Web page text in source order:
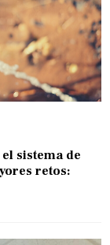
sistema de
retos: